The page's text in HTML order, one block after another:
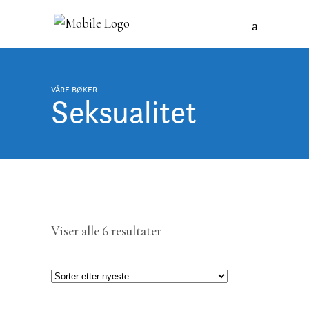
VÅRE BØKER
Seksualitet
Viser alle 6 resultaterSortert